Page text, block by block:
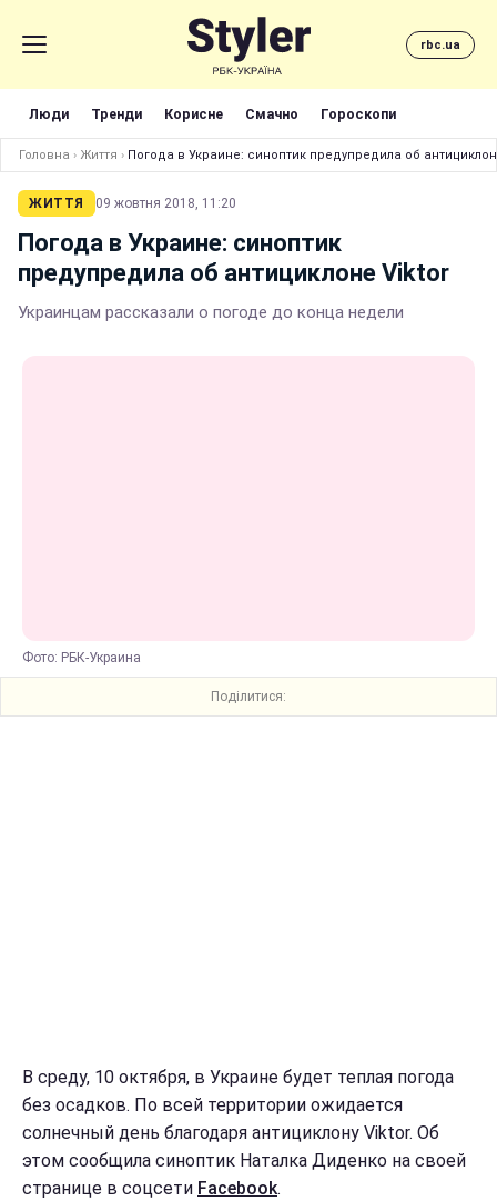
rbc.ua
Люди Тренди Корисне Смачно Гороскопи
Головна › Життя › Погода в Украине: синоптик предупредила об
ЖИТТЯ 09 жовтня 2018, 11:20
Погода в Украине: синоптик
предупредила об антициклоне Viktor
Украинцам рассказали о погоде до конца недели
Фото: РБК-Украина
Поділитися:
В среду, 10 октября, в Украине будет теплая погода
без осадков. По всей территории ожидается
солнечный день благодаря антициклону Viktor. Об
этом сообщила синоптик Наталка Диденко на своей
странице в соцсети Facebook.